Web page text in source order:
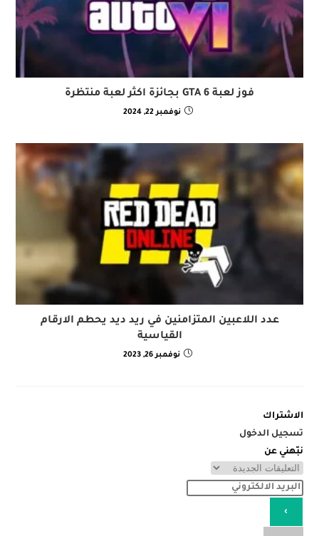
فوز لعبة GTA 6 بجائزة اكثر لعبة منتظرة
نوفمبر 22, 2024
عدد اللاعبين المتزامنين في ريد ديد يحطم الارقام
القياسية
نوفمبر 26, 2023
الاشتراك
تسجيل الدخول
نبّهني عن